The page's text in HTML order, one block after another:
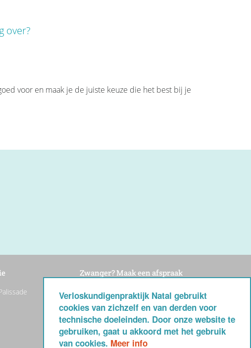
Verloskundigenpraktijk Natal gebruikt
cookies van zichzelf en van derden voor
technische doeleinden. Door onze website te
gebruiken, gaat u akkoord met het gebruik
van cookies. Meer info
over?
voor en maak je de juiste keuze die het best bij je
Zwanger? Maak een afspraak
Vul het aanmeldformulier in of bel op ma
t/m vr tussen 9 en 12 uur naar 0492 –
36 77 03
Privacy verklaring